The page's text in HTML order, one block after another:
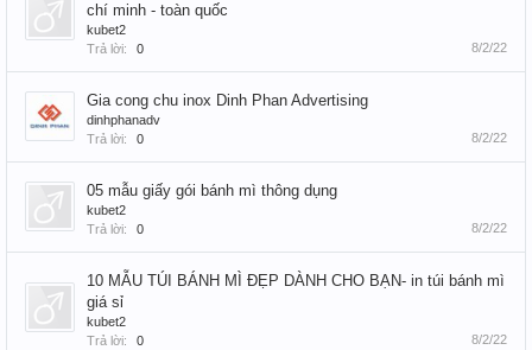
chí minh - toàn quốc
kubet2
Trả lời:
0 8/2/22
Gia cong chu inox Dinh Phan Advertising
dinhphanadv
Trả lời:
0 8/2/22
05 mẫu giấy gói bánh mì thông dụng
kubet2
Trả lời:
0 8/2/22
10 MẪU TÚI BÁNH MÌ ĐẸP DÀNH CHO BẠN- in túi bánh mì
giá sỉ
kubet2
Trả lời:
0 8/2/22